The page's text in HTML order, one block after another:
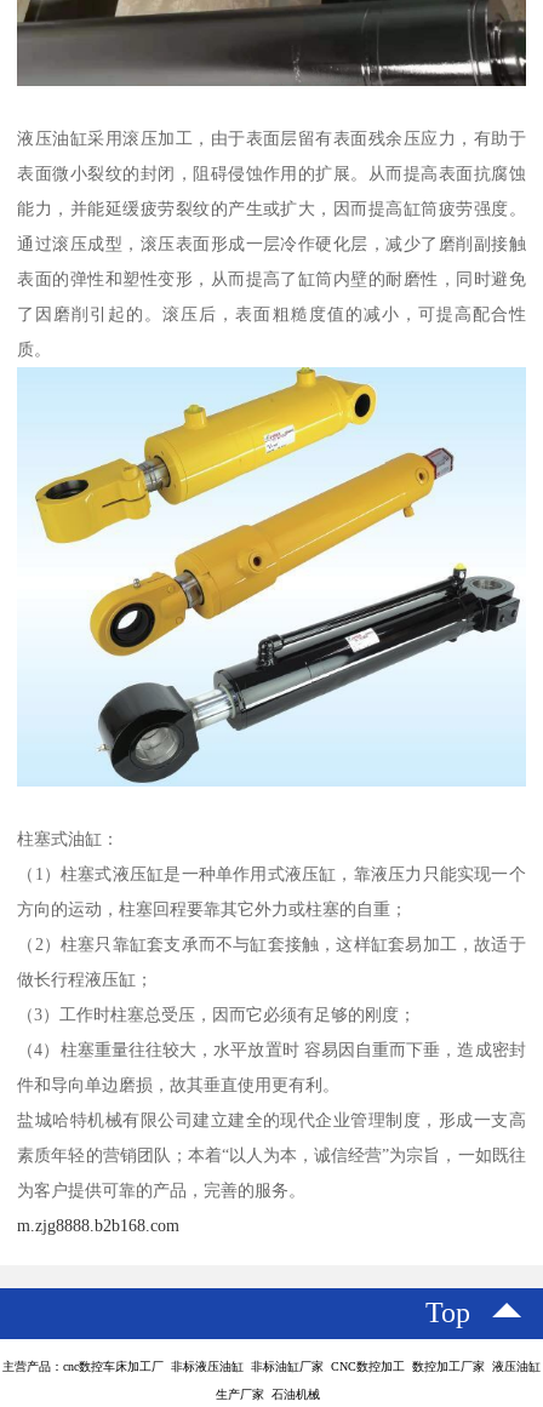
液压油缸采用滚压加工，由于表面层留有表面残余压应力，有助于
表面微小裂纹的封闭，阻碍侵蚀作用的扩展。从而提高表面抗腐蚀
能力，并能延缓疲劳裂纹的产生或扩大，因而提高缸筒疲劳强度。
通过滚压成型，滚压表面形成一层冷作硬化层，减少了磨削副接触
表面的弹性和塑性变形，从而提高了缸筒内壁的耐磨性，同时避免
了因磨削引起的。滚压后，表面粗糙度值的减小，可提高配合性
质。
柱塞式油缸：
（1）柱塞式液压缸是一种单作用式液压缸，靠液压力只能实现一个
方向的运动，柱塞回程要靠其它外力或柱塞的自重；
（2）柱塞只靠缸套支承而不与缸套接触，这样缸套易加工，故适于
做长行程液压缸；
（3）工作时柱塞总受压，因而它必须有足够的刚度；
（4）柱塞重量往往较大，水平放置时 容易因自重而下垂，造成密封
件和导向单边磨损，故其垂直使用更有利。
盐城哈特机械有限公司建立建全的现代企业管理制度，形成一支高
素质年轻的营销团队；本着“以人为本，诚信经营”为宗旨，一如既往
为客户提供可靠的产品，完善的服务。
m.zjg8888.b2b168.com
Top
主营产品：cnc数控车床加工厂 非标液压油缸 非标油缸厂家 CNC数控加工 数控加工厂家 液压油缸
生产厂家 石油机械